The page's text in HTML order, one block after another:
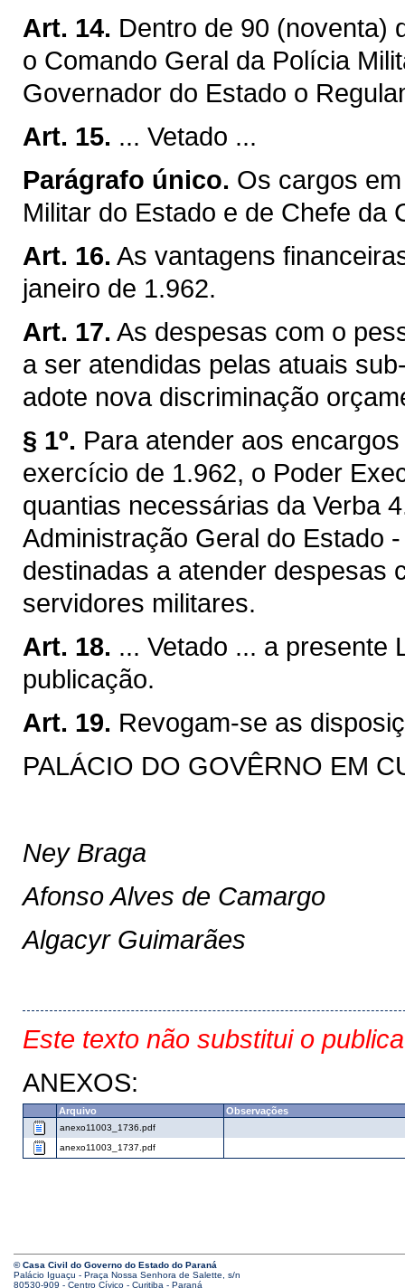
Art. 14. Dentro de 90 (noventa)
o Comando Geral da Polícia
Governador do Estado o
Art. 15. ... Vetado ...
Parágrafo único. Os cargos
Militar do Estado e de Chefe da
Art. 16. As vantagens
janeiro de 1.962.
Art. 17. As despesas com o
a ser atendidas pelas atuais
adote nova discriminação
§ 1º. Para atender aos
exercício de 1.962, o Poder
quantias necessárias da Verba
Administração Geral do Estado
destinadas a atender despesas
servidores militares.
Art. 18. ... Vetado ... a presente
publicação.
Art. 19. Revogam-se as
PALÁCIO DO GOVÊRNO EM
Ney Braga
Afonso Alves de Camargo
Algacyr Guimarães
Este texto não substitui o
ANEXOS:
Arquivo Observações
anexo11003_1736.pdf
anexo11003_1737.pdf
© Casa Civil do Governo do Estado do Paraná
Palácio Iguaçu - Praça Nossa Senhora de Salette, s/n
80530-909 - Centro Cívico - Curitiba - Paraná